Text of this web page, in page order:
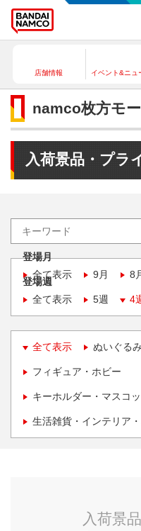
店舗情報 イベント&ニュ
namco枚方モ
入荷景品・プラ
登場月
全て表示
9月 8
登場週
全て表示
5週 4
全て表示 ぬいぐる
フィギュア・ホビー
キーホルダー・マスコ
生活雑貨・インテリア